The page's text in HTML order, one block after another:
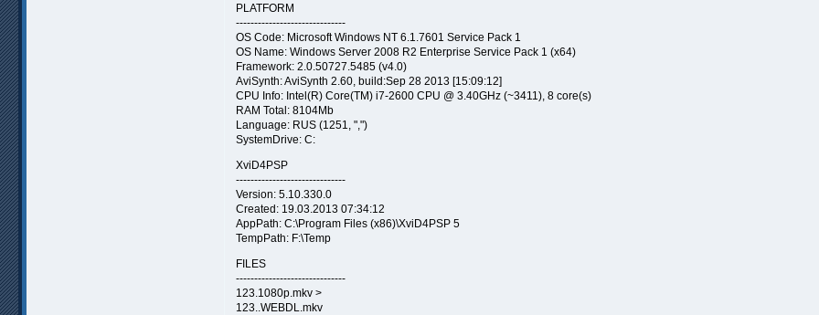
PLATFORM
------------------------------
OS Code: Microsoft Windows NT 6.1.7601 Service Pack 1
OS Name: Windows Server 2008 R2 Enterprise Service Pack 1 (x64)
Framework: 2.0.50727.5485 (v4.0)
AviSynth: AviSynth 2.60, build:Sep 28 2013 [15:09:12]
CPU Info: Intel(R) Core(TM) i7-2600 CPU @ 3.40GHz (~3411), 8 core(s)
RAM Total: 8104Mb
Language: RUS (1251, ",")
SystemDrive: C:
XviD4PSP
------------------------------
Version: 5.10.330.0
Created: 19.03.2013 07:34:12
AppPath: C:\Program Files (x86)\XviD4PSP 5
TempPath: F:\Temp
FILES
------------------------------
123.1080p.mkv >
123..WEBDL.mkv